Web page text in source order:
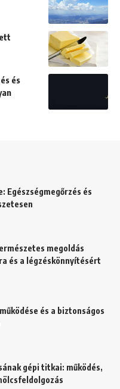
és
Egészségmegőrzés és
megoldás
és a légzéskönnyítésért
és a biztonságos
gépi titkai: működés,